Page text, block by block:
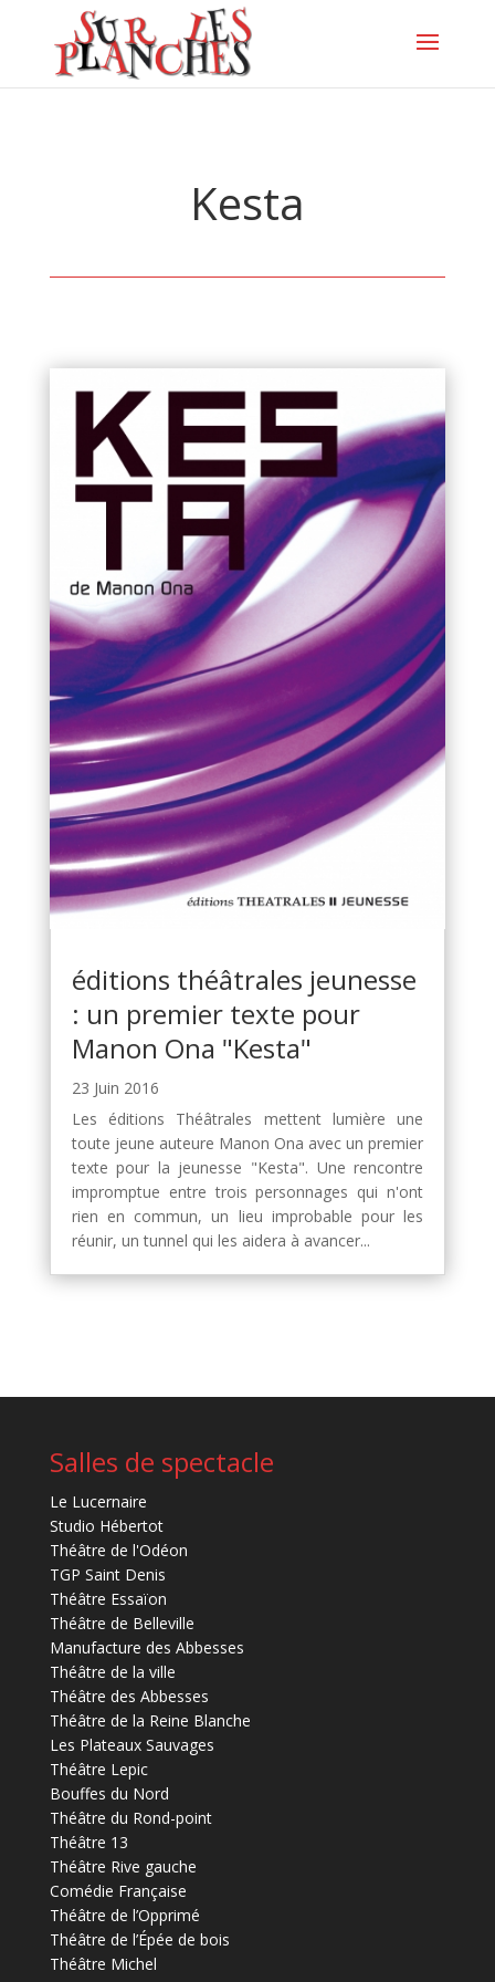
Kesta
éditions théâtrales jeunesse
: un premier texte pour
Manon Ona "Kesta"
23 Juin 2016
Les éditions Théâtrales mettent lumière une
toute jeune auteure Manon Ona avec un premier
texte pour la jeunesse "Kesta". Une rencontre
impromptue entre trois personnages qui n'ont
rien en commun, un lieu improbable pour les
réunir, un tunnel qui les aidera à avancer...
Salles de spectacle
Le Lucernaire
Studio Hébertot
Théâtre de l'Odéon
TGP Saint Denis
Théâtre Essaïon
Théâtre de Belleville
Manufacture des Abbesses
Théâtre de la ville
Théâtre des Abbesses
Théâtre de la Reine Blanche
Les Plateaux Sauvages
Théâtre Lepic
Bouffes du Nord
Théâtre du Rond-point
Théâtre 13
Théâtre Rive gauche
Comédie Française
Théâtre de l’Opprimé
Théâtre de l’Épée de bois
Théâtre Michel